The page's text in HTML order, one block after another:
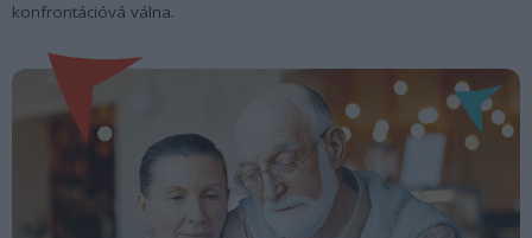
konfrontációvá válna.